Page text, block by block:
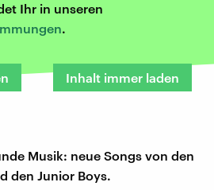
Ihr in unseren
.
Inhalt immer laden
Musik: neue Songs von den
den Junior Boys.